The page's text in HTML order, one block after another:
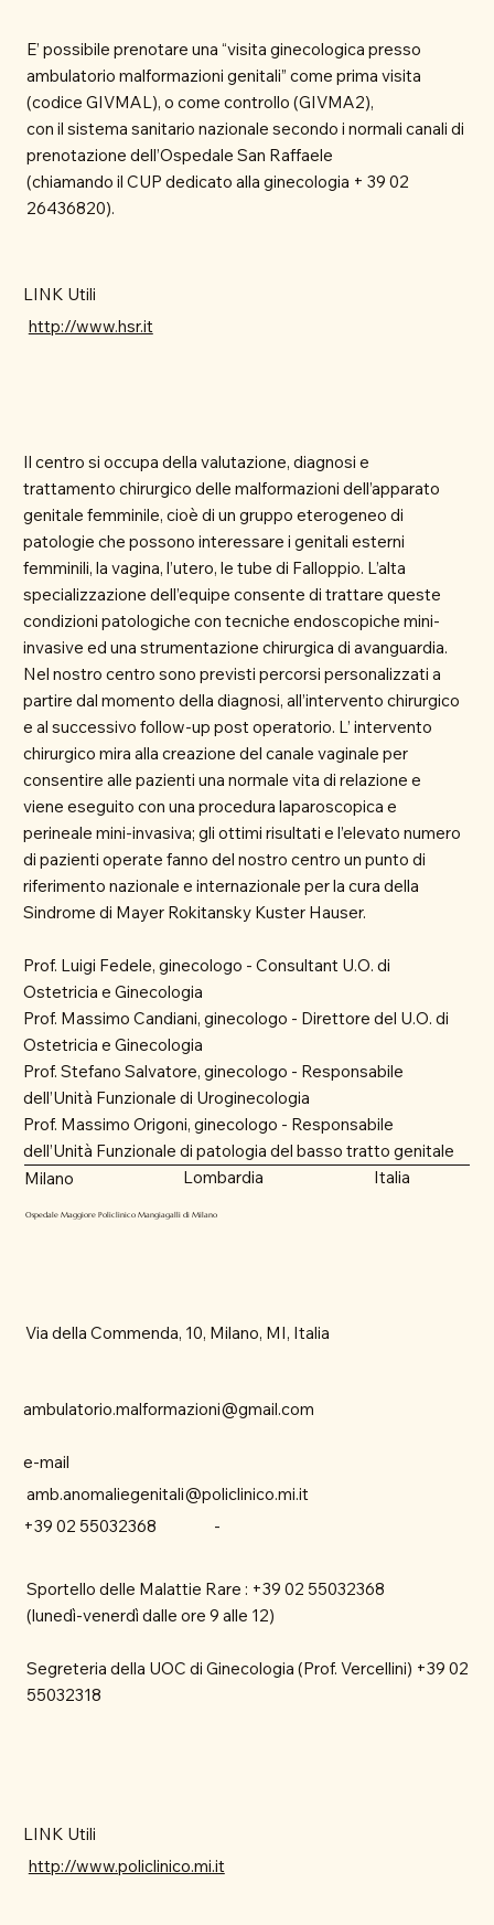
E’ possibile prenotare una “visita ginecologica presso
ambulatorio malformazioni genitali” come prima visita
(codice GIVMAL), o come controllo (GIVMA2),
con il sistema sanitario nazionale secondo i normali canali di
prenotazione dell’Ospedale San Raffaele
(chiamando il CUP dedicato alla ginecologia + 39 02
26436820).
Il centro si occupa della valutazione, diagnosi e
trattamento chirurgico delle malformazioni dell’apparato
genitale femminile, cioè di un gruppo eterogeneo di
patologie che possono interessare i genitali esterni
femminili, la vagina, l’utero, le tube di Falloppio. L’alta
specializzazione dell’equipe consente di trattare queste
condizioni patologiche con tecniche endoscopiche mini-
invasive ed una strumentazione chirurgica di avanguardia.
Nel nostro centro sono previsti percorsi personalizzati a
partire dal momento della diagnosi, all’intervento chirurgico
e al successivo follow-up post operatorio. L’ intervento
chirurgico mira alla creazione del canale vaginale per
consentire alle pazienti una normale vita di relazione e
viene eseguito con una procedura laparoscopica e
perineale mini-invasiva; gli ottimi risultati e l’elevato numero
di pazienti operate fanno del nostro centro un punto di
riferimento nazionale e internazionale per la cura della
Sindrome di Mayer Rokitansky Kuster Hauser.
Prof. Luigi Fedele, ginecologo - Consultant U.O. di
Ostetricia e Ginecologia
Prof. Massimo Candiani, ginecologo - Direttore del U.O. di
Ostetricia e Ginecologia
Prof. Stefano Salvatore, ginecologo - Responsabile
dell’Unità Funzionale di Uroginecologia
Prof. Massimo Origoni, ginecologo - Responsabile
dell’Unità Funzionale di patologia del basso tratto genitale
LINK Utili
http://www.hsr.it
​Ospedale Maggiore Policlinico Mangiagalli di Milano
Milano Lombardia Italia
Via della Commenda, 10, Milano, MI, Italia
Sportello delle Malattie Rare : +39 02 55032368
(lunedì-venerdì dalle ore 9 alle 12)
Segreteria della UOC di Ginecologia (Prof. Vercellini) +39 02
55032318
amb.anomaliegenitali@policlinico.mi.it
ambulatorio.malformazioni@gmail.com
e-mail
+39 02 55032368 -
LINK Utili
http://www.policlinico.mi.it